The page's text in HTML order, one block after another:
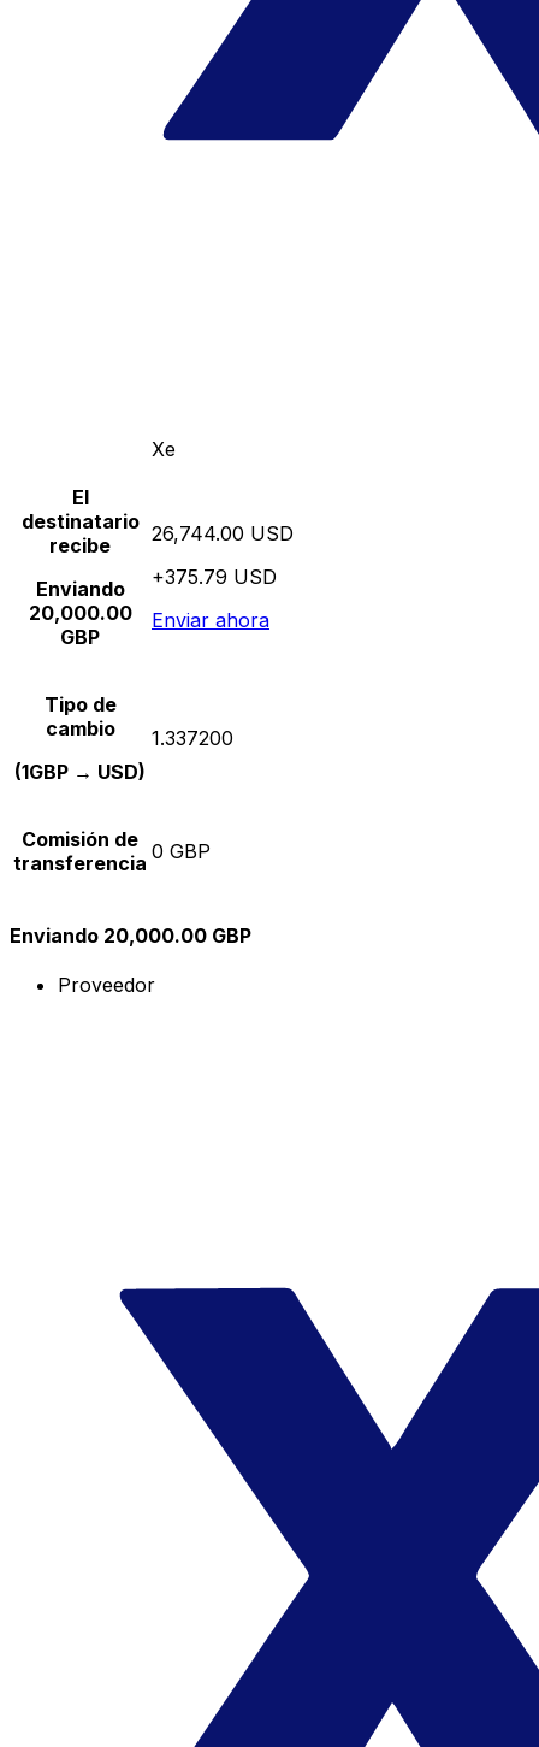
Xe
El
destinatario
recibe
Enviando
20,000.00
GBP
26,744.00 USD
+375.79 USD
Enviar ahora
Tipo de
cambio
(1GBP → USD)
1.337200
Comisión de
transferencia 0 GBP
Enviando 20,000.00 GBP
Proveedor